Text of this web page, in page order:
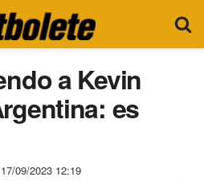
a Kevin
es
17/09/2023 12:19